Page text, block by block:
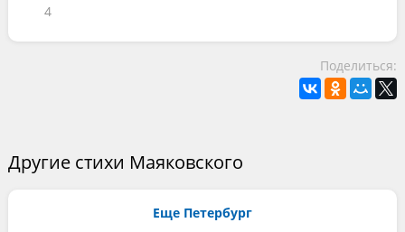
4
Поделиться:
Другие стихи Маяковского
Еще Петербург